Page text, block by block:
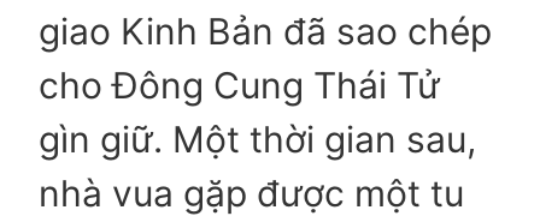
giao Kinh Bản đã sao chép
cho Đông Cung Thái Tử
gìn giữ. Một thời gian sau,
nhà vua gặp được một tu